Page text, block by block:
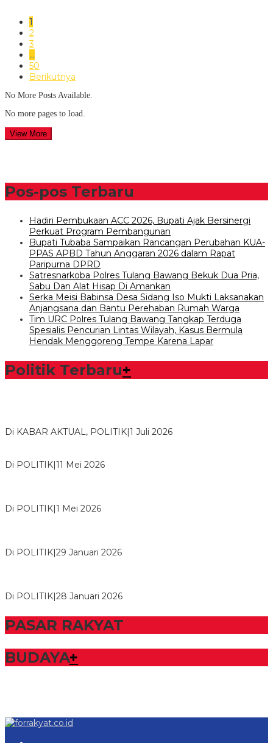
1
2
3
…
50
Berikutnya
No More Posts Available.
No more pages to load.
View More
Pos-pos Terbaru
Hadiri Pembukaan ACC 2026, Bupati Ajak Bersinergi
Perkuat Program Pembangunan
Bupati Tubaba Sampaikan Rancangan Perubahan KUA-
PPAS APBD Tahun Anggaran 2026 dalam Rapat
Paripurna DPRD
Satresnarkoba Polres Tulang Bawang Bekuk Dua Pria,
Sabu Dan Alat Hisap Di Amankan
Serka Meisi Babinsa Desa Sidang Iso Mukti Laksanakan
Anjangsana dan Bantu Perehaban Rumah Warga
Tim URC Polres Tulang Bawang Tangkap Terduga
Spesialis Pencurian Lintas Wilayah, Kasus Bermula
Hendak Menggoreng Tempe Karena Lapar
Politik Terbaru+
Di KABAR AKTUAL, POLITIK 1 Juli 2026
Di POLITIK 11 Mei 2026
Di POLITIK 1 Mei 2026
Di POLITIK 29 Januari 2026
Di POLITIK 28 Januari 2026
PASAR RAKYAT
BUDAYA+